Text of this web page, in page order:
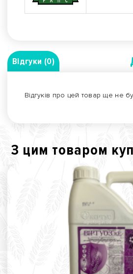
Відгуки (0)
Відгуків про цей товар ще не
З цим товаром